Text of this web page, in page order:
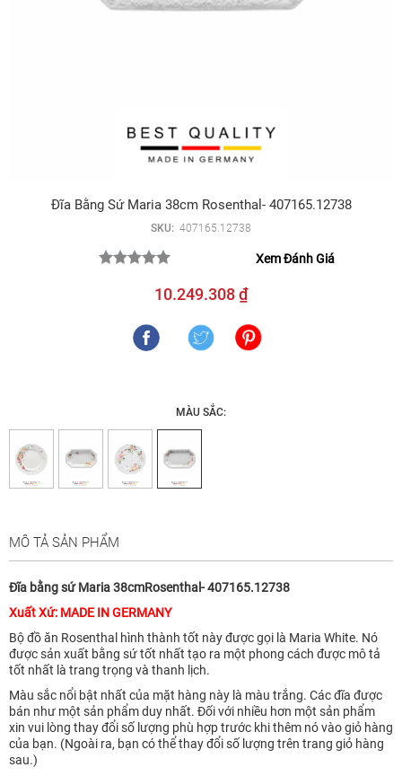
Đĩa Bằng Sứ Maria 38cm Rosenthal- 407165.12738
SKU: 407165.12738
Xem Đánh Giá
10.249.308 ₫
MÀU SẮC:
MÔ TẢ SẢN PHẨM
Đĩa bằng sứ Maria 38cmRosenthal- 407165.12738
Xuất Xứ: MADE IN GERMANY
Bộ đồ ăn Rosenthal hình thành tốt này được gọi là Maria White. Nó
được sản xuất bằng sứ tốt nhất tạo ra một phong cách được mô tả
tốt nhất là trang trọng và thanh lịch.
Màu sắc nổi bật nhất của mặt hàng này là màu trắng. Các đĩa được
bán như một sản phẩm duy nhất. Đối với nhiều hơn một sản phẩm
xin vui lòng thay đổi số lượng phù hợp trước khi thêm nó vào giỏ hàng
của bạn. (Ngoài ra, bạn có thể thay đổi số lượng trên trang giỏ hàng
sau.)